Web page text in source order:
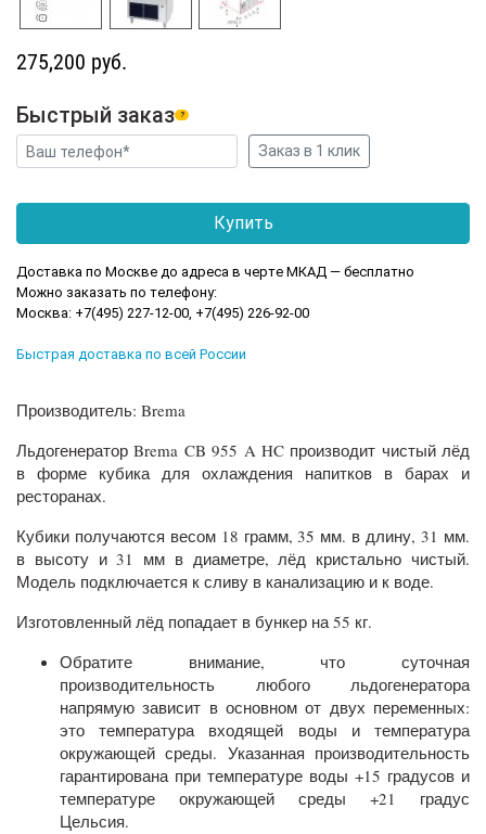
275,200 руб.
Быстрый заказ ?
Доставка по Москве до адреса в черте МКАД — бесплатно
Можно заказать по телефону:
Москва: +7(495) 227-12-00, +7(495) 226-92-00
Быстрая доставка по всей России
Производитель: Brema
Льдогенератор Brema CB 955 A HC производит чистый лёд
в форме кубика для охлаждения напитков в барах и
ресторанах.
Кубики получаются весом 18 грамм, 35 мм. в длину, 31 мм.
в высоту и 31 мм в диаметре, лёд кристально чистый.
Модель подключается к сливу в канализацию и к воде.
Изготовленный лёд попадает в бункер на 55 кг.
Обратите внимание, что суточная
производительность любого льдогенератора
напрямую зависит в основном от двух переменных:
это температура входящей воды и температура
окружающей среды. Указанная производительность
гарантирована при температуре воды +15 градусов и
температуре окружающей среды +21 градус
Цельсия.